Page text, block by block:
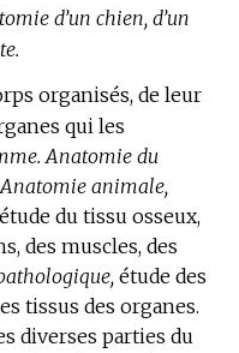
d’un chien, d’un
organisés, de leur
qui les
Anatomie du
Anatomie animale,
étude du tissu osseux,
des muscles, des
étude des
tissus des organes.
diverses parties du